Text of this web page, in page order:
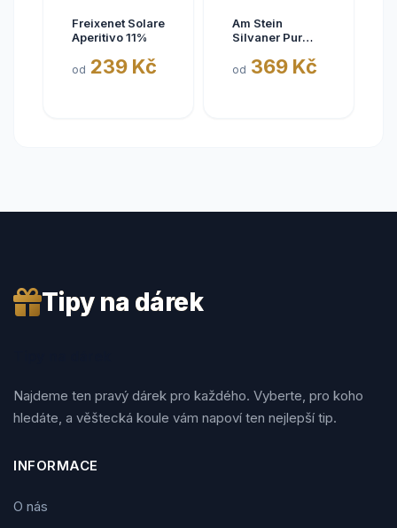
Freixenet Solare
Aperitivo 11%
od 239 Kč
Am Stein
Silvaner Pur
od 369 Kč
Tipy na dárek
Najdeme ten pravý dárek pro každého. Vyberte, pro koho
hledáte, a věštecká koule vám napoví ten nejlepší tip.
INFORMACE
O nás